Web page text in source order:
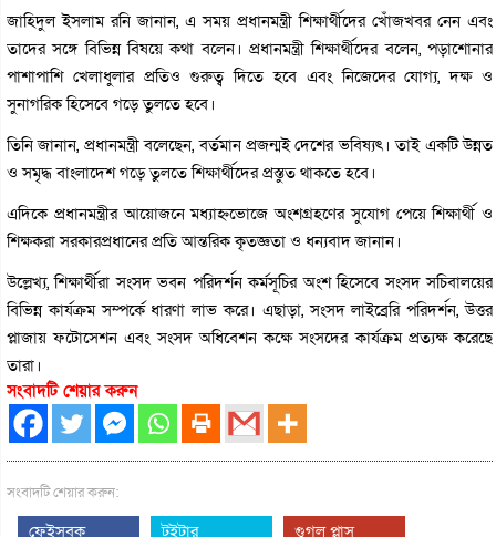
জাহিদুল ইসলাম রনি জানান, এ সময় প্রধানমন্ত্রী শিক্ষার্থীদের খোঁজখবর নেন এবং
তাদের সঙ্গে বিভিন্ন বিষয়ে কথা বলেন। প্রধানমন্ত্রী শিক্ষার্থীদের বলেন, পড়াশোনার
পাশাপাশি খেলাধুলার প্রতিও গুরুত্ব দিতে হবে এবং নিজেদের যোগ্য, দক্ষ ও
সুনাগরিক হিসেবে গড়ে তুলতে হবে।
তিনি জানান, প্রধানমন্ত্রী বলেছেন, বর্তমান প্রজন্মই দেশের ভবিষ্যৎ। তাই একটি উন্নত
ও সমৃদ্ধ বাংলাদেশ গড়ে তুলতে শিক্ষার্থীদের প্রস্তুত থাকতে হবে।
এদিকে প্রধানমন্ত্রীর আয়োজনে মধ্যাহ্নভোজে অংশগ্রহণের সুযোগ পেয়ে শিক্ষার্থী ও
শিক্ষকরা সরকারপ্রধানের প্রতি আন্তরিক কৃতজ্ঞতা ও ধন্যবাদ জানান।
উল্লেখ্য, শিক্ষার্থীরা সংসদ ভবন পরিদর্শন কর্মসূচির অংশ হিসেবে সংসদ সচিবালয়ের
বিভিন্ন কার্যক্রম সম্পর্কে ধারণা লাভ করে। এছাড়া, সংসদ লাইব্রেরি পরিদর্শন, উত্তর
প্লাজায় ফটোসেশন এবং সংসদ অধিবেশন কক্ষে সংসদের কার্যক্রম প্রত্যক্ষ করেছে
তারা।
সংবাদটি শেয়ার করুন
সংবাদটি শেয়ার করুন:
ফেইসবুক টুইটার গুগল প্লাস